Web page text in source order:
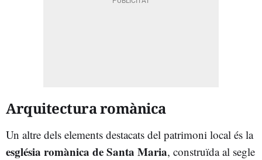
Arquitectura romànica
Un altre dels elements destacats del patrimoni local és la
església romànica de Santa Maria, construïda al segle